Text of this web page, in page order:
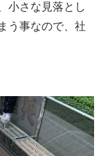
小さな見落とし
う事なので、社